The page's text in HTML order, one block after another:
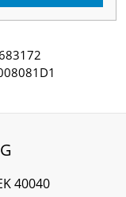
40040